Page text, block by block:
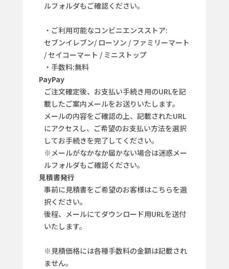
ルフォルダもご確認ください。
・ご利用可能なコンビニエンスストア:
セブンイレブン/ ローソン / ファミリーマート
/ セイコーマート / ミニストップ
・手数料:無料
PayPay
ご注文確定後、お支払い手続き用のURLを記
載したご案内メールをお送りいたします。
メールの内容をご確認の上、記載されたURL
にアクセスし、ご希望のお支払い方法を選択
してお手続きを完了してください。
※メールがなかなか届かない場合は迷惑メー
ルフォルダもご確認ください。
見積書発行
事前に見積書をご希望のお客様はこちらを選
択ください。
後程、メールにてダウンロード用URLを送付
いたします。
※見積価格には各種手数料の金額は記載され
ません。